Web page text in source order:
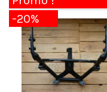
-20%